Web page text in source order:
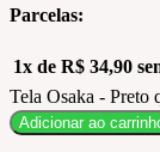
Parcelas:
1x de R$ 34,90
Tela Osaka - Preto
Adicionar ao